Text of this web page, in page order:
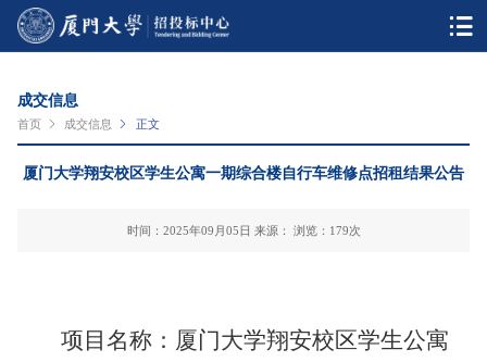
成交信息
首页 成交信息 正文
厦门大学翔安校区学生公寓一期综合楼自行车维修点招租结果公告
时间：2025年09月05日 来源： 浏览： 179次
项目名称： 厦门大学翔安校区学生公寓